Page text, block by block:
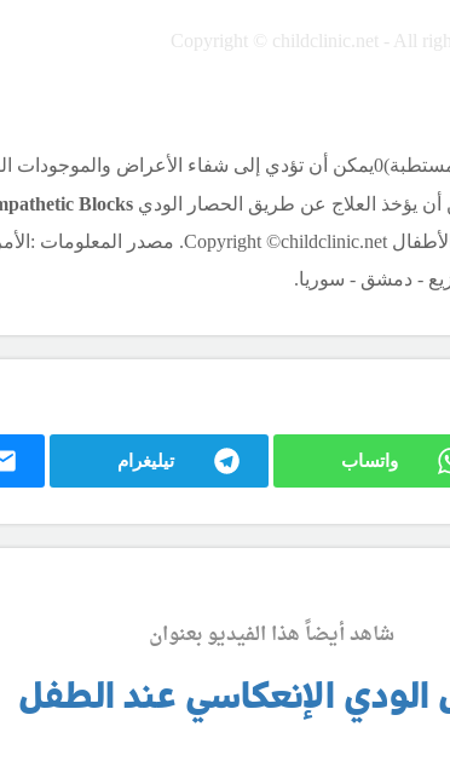
Copyright © childclinic.net - All
Blocks
- دمشق - سوريا.
واتساب تيليغرام
شاهد أيضاً هذا الفيديو بعنوان
الودي الإنعكاسي عند الطفل